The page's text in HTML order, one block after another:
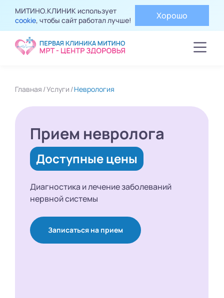
МИТИНО.КЛИНИК использует
cookie, чтобы сайт работал лучше! Хорошо
Главная Услуги Неврология
Прием невролога
Доступные цены
Диагностика и лечениезаболеваний
нервной системы
Записаться на прием